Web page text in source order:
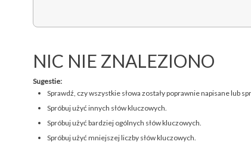
NIC NIE ZNALEZIONO
Sugestie:
Sprawdź, czy wszystkie słowa zostały poprawnie napisane lub
Spróbuj użyć innych słów kluczowych.
Spróbuj użyć bardziej ogólnych słów kluczowych.
Spróbuj użyć mniejszej liczby słów kluczowych.